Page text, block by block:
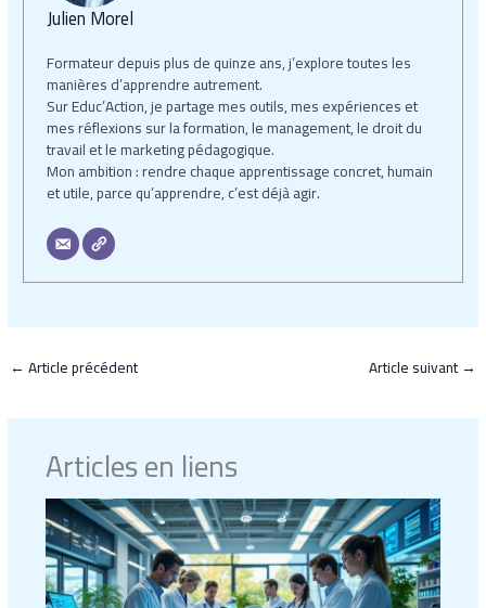
Julien Morel
Formateur depuis plus de quinze ans, j’explore toutes les
manières d’apprendre autrement.
Sur Educ’Action, je partage mes outils, mes expériences et
mes réflexions sur la formation, le management, le droit du
travail et le marketing pédagogique.
Mon ambition : rendre chaque apprentissage concret, humain
et utile, parce qu’apprendre, c’est déjà agir.
←Article précédent Article suivant→
Articles en liens